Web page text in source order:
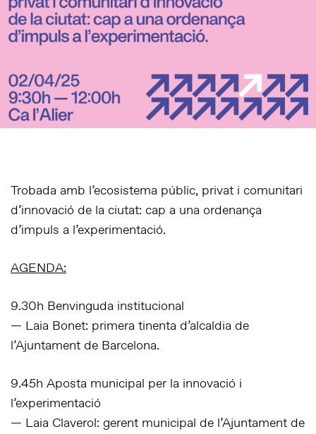
Trobada amb l’ecosistema públic, privat i comunitari
d’innovació de la ciutat: cap a una ordenança
d’impuls a l’experimentació.
AGENDA:
9.30h Benvinguda institucional
— Laia Bonet: primera tinenta d’alcaldia de
l’Ajuntament de Barcelona.
9.45h Aposta municipal per la innovació i
l’experimentació
— Laia Claverol: gerent municipal de l’Ajuntament de